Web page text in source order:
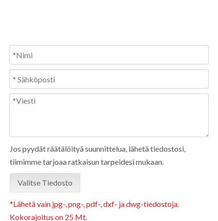
Jos pyydät räätälöityä suunnittelua, lähetä tiedostosi,
tiimimme tarjoaa ratkaisun tarpeidesi mukaan.
Valitse Tiedosto
*Lähetä vain jpg-, png-, pdf-, dxf- ja dwg-tiedostoja.
Kokorajoitus on 25 Mt.